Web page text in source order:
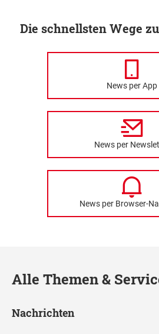
Die schnellsten Wege
News per App
News per
News per Browser-
Alle Themen &
Nachrichten